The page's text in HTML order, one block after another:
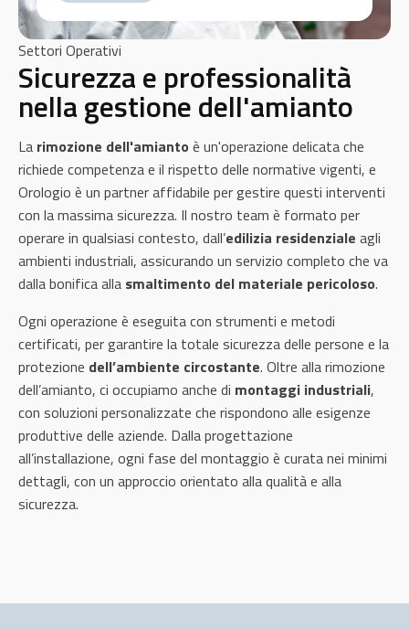
Settori Operativi
Sicurezza e professionalità
nella gestione dell'amianto
La rimozione dell'amianto è un'operazione delicata che
richiede competenza e il rispetto delle normative vigenti, e
Orologio è un partner affidabile per gestire questi interventi
con la massima sicurezza. Il nostro team è formato per
operare in qualsiasi contesto, dall’edilizia residenziale agli
ambienti industriali, assicurando un servizio completo che va
dalla bonifica alla smaltimento del materiale pericoloso.
Ogni operazione è eseguita con strumenti e metodi
certificati, per garantire la totale sicurezza delle persone e la
protezione dell’ambiente circostante. Oltre alla rimozione
dell’amianto, ci occupiamo anche di montaggi industriali,
con soluzioni personalizzate che rispondono alle esigenze
produttive delle aziende. Dalla progettazione
all’installazione, ogni fase del montaggio è curata nei minimi
dettagli, con un approccio orientato alla qualità e alla
sicurezza.